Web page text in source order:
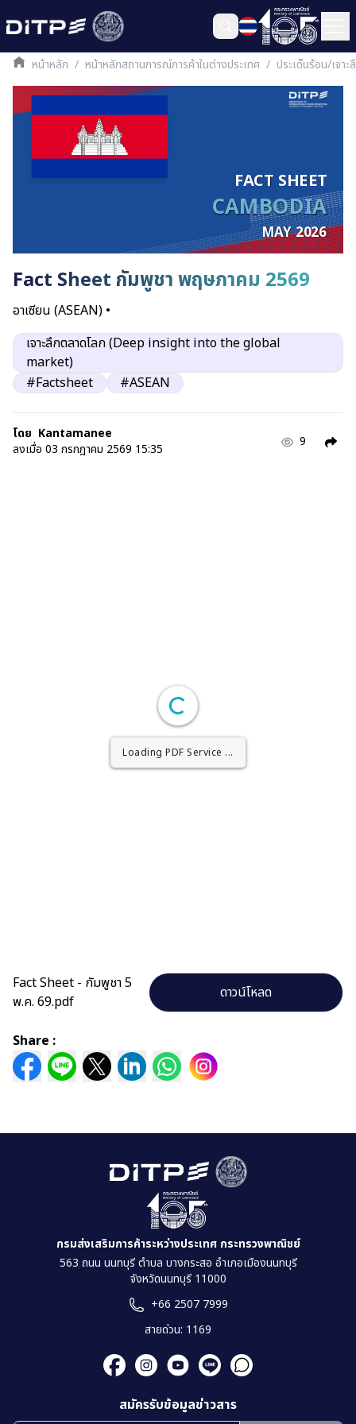
หน้าหลัก / หน้าหลักสถานการณ์การค้าในต่างประเทศ / ประเด็นร้อน/เจา
FACT SHEET
CAMBODIA
MAY 2026
Fact Sheet กัมพูชา พฤษภาคม 2569
อาเซียน (ASEAN) •
เจาะลึกตลาดโลก (Deep insight into the global
market)
#Factsheet
#ASEAN
โดย Kantamanee
ลงเมื่อ 03 กรกฎาคม 2569 15:35 9
Loading PDF Worker ...
Loading PDF Service ...
Fact Sheet - กัมพูชา 5
พ.ค. 69.pdf
ดาวน์โหลด
Share :
กรมส่งเสริมการค้าระหว่างประเทศ กระทรวงพาณิชย์
563 ถนน นนทบุรี ตำบล บางกระสอ อำเภอเมืองนนทบุรี
จังหวัดนนทบุรี 11000
+66 2507 7999
สายด่วน: 1169
สมัครรับข้อมูลข่าวสาร